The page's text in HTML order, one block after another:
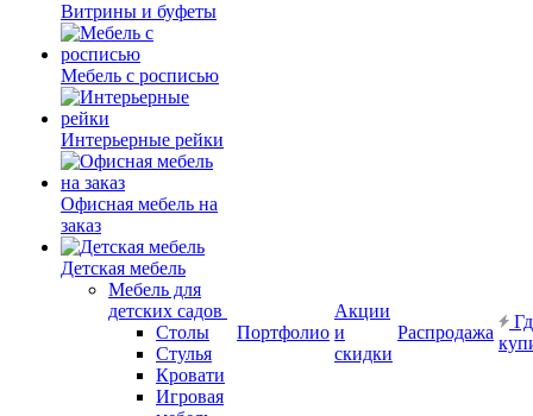
Витрины и буфеты
Мебель с росписью
Интерьерные рейки
Офисная мебель на
заказ
Детская мебель
Мебель для
детских садов
Столы
Стулья
Кровати
Игровая
Портфолио
Акции
и
скидки
Распродажа